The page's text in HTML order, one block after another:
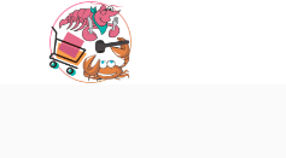
content